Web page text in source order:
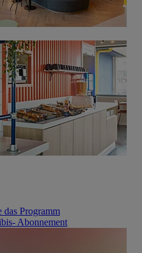
das Programm
Abonnement